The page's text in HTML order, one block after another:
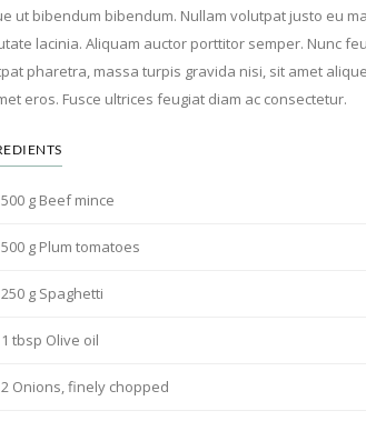
ut bibendum bibendum. Nullam volutpat justo eu
lacinia. Aliquam auctor porttitor semper. Nunc
pharetra, massa turpis gravida nisi, sit amet
eros. Fusce ultrices feugiat diam ac consectetur.
500 g Beef mince
500 g Plum tomatoes
250 g Spaghetti
1 tbsp Olive oil
2 Onions, finely chopped